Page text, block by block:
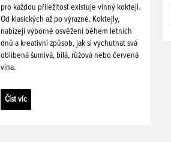
pro každou příležitost existuje vinný koktejl.
Od klasických až po výrazné. Koktejly,
nabízejí výborné osvěžení během letních
dnů a kreativní způsob, jak si vychutnat svá
oblíbená šumivá, bílá, růžová nebo červená
vína.
Číst víc